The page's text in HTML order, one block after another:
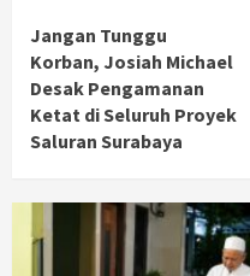
Jangan Tunggu
Korban, Josiah Michael
Desak Pengamanan
Ketat di Seluruh Proyek
Saluran Surabaya